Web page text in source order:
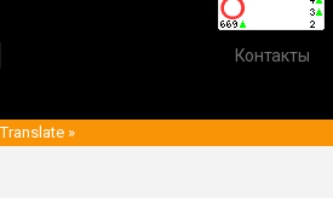
Контакты
Translate »